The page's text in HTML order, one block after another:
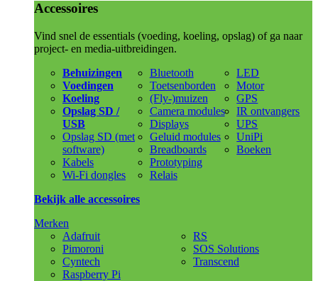
Accessoires
Vind snel de essentials (voeding, koeling, opslag) of ga naar
project- en media-uitbreidingen.
Behuizingen
Voedingen
Koeling
Opslag SD /
USB
Opslag SD (met
software)
Kabels
Wi-Fi dongles
Bluetooth
Toetsenborden
(Fly-)muizen
Camera modules
Displays
Geluid modules
Breadboards
Prototyping
Relais
LED
Motor
GPS
IR ontvangers
UPS
UniPi
Boeken
Bekijk alle accessoires
Merken
Adafruit
Pimoroni
Cyntech
Raspberry Pi
RS
SOS Solutions
Transcend